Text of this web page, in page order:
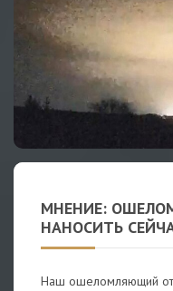
МНЕНИЕ:
НАНОСИТЬ
Наш ошеломляющий